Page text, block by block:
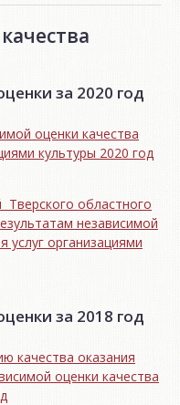
за 2020 год
оценки качества
культуры 2020 год
областного
независимой
услуг организациями
за 2018 год
качества оказания
оценки качества